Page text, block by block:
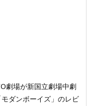
劇場が新国立劇場中劇
ダンボーイズ」のレビ